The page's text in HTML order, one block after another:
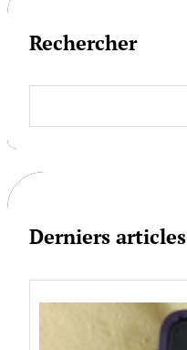
Rechercher
a
h
Derniers articles